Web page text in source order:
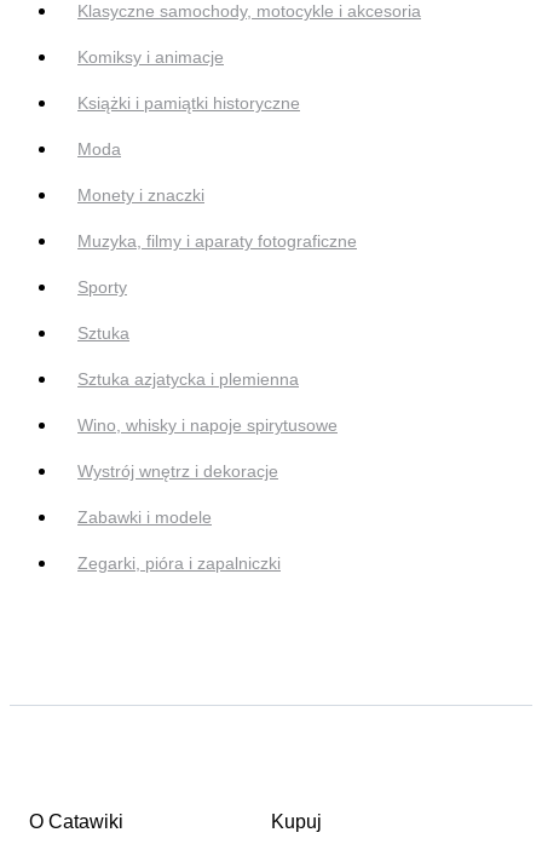
Klasyczne samochody, motocykle i akcesoria
Komiksy i animacje
Książki i pamiątki historyczne
Moda
Monety i znaczki
Muzyka, filmy i aparaty fotograficzne
Sporty
Sztuka
Sztuka azjatycka i plemienna
Wino, whisky i napoje spirytusowe
Wystrój wnętrz i dekoracje
Zabawki i modele
Zegarki, pióra i zapalniczki
O Catawiki Kupuj